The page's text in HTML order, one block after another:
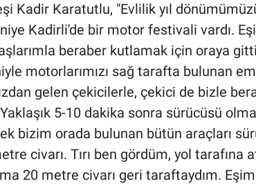
Kadir Karatutlu, "Evlilik yıl
Kadirli'de bir motor festivali vardı.
beraber kutlamak için oraya
motorlarımızı sağ tarafta bulunan
gelen çekicilerle, çekici de bizle
5-10 dakika sonra sürücüsü
bizim orada bulunan bütün araçları
civarı. Tırı ben gördüm, yol tarafına
20 metre civarı geri taraftaydım.